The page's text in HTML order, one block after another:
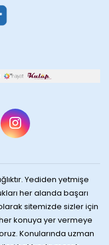
Yediden yetmişe
her alanda başarı
sitemizde sizler için
konuya yer vermeye
Konularında uzman